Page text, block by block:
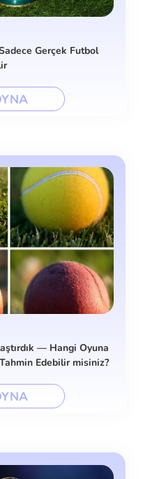
Gerçek Futbol
— Hangi Oyuna
Edebilir misiniz?